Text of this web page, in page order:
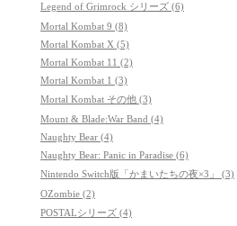
Legend of Grimrock シリーズ (6)
Mortal Kombat 9 (8)
Mortal Kombat X (5)
Mortal Kombat 11 (2)
Mortal Kombat 1 (3)
Mortal Kombat その他 (3)
Mount & Blade:War Band (4)
Naughty Bear (4)
Naughty Bear: Panic in Paradise (6)
Nintendo Switch版「かまいたちの夜×3」 (3)
OZombie (2)
POSTALシリーズ (4)